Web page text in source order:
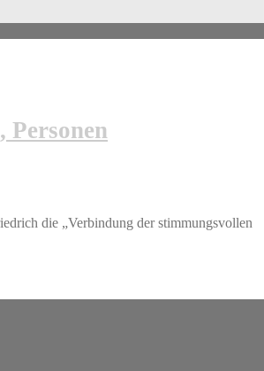
Personen
die „Verbindung der stimmungsvollen